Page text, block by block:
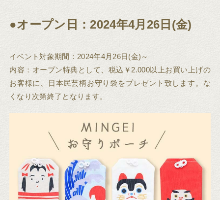
●オープン日：2024年4月26日(金)
イベント対象期間：2024年4月26日(金)～
内容：オープン特典として、税込￥2.000以上お買い上げの
お客様に、日本民芸柄お守り袋をプレゼント致します。な
くなり次第終了となります。